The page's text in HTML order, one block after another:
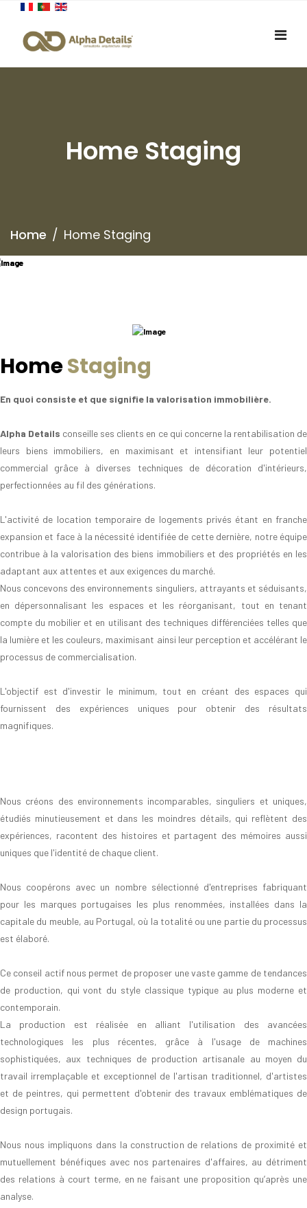
Home Staging
Home Home Staging
HomeStaging
En quoi consiste et que signifie la valorisation immobilière.
Alpha Details conseille ses clients en ce qui concerne la rentabilisation de
leurs biens immobiliers, en maximisant et intensifiant leur potentiel
commercial grâce à diverses techniques de décoration d'intérieurs,
perfectionnées au fil des générations.
L'activité de location temporaire de logements privés étant en franche
expansion et face à la nécessité identifiée de cette dernière, notre équipe
contribue à la valorisation des biens immobiliers et des propriétés en les
adaptant aux attentes et aux exigences du marché.
Nous concevons des environnements singuliers, attrayants et séduisants,
en dépersonnalisant les espaces et les réorganisant, tout en tenant
compte du mobilier et en utilisant des techniques différenciées telles que
la lumière et les couleurs, maximisant ainsi leur perception et accélérant le
processus de commercialisation.
L'objectif est d'investir le minimum, tout en créant des espaces qui
fournissent des expériences uniques pour obtenir des résultats
magnifiques.
Nous créons des environnements incomparables, singuliers et uniques,
étudiés minutieusement et dans les moindres détails, qui reflètent des
expériences, racontent des histoires et partagent des mémoires aussi
uniques que l'identité de chaque client.
Nous coopérons avec un nombre sélectionné d'entreprises fabriquant
pour les marques portugaises les plus renommées, installées dans la
capitale du meuble, au Portugal, où la totalité ou une partie du processus
est élaboré.
Ce conseil actif nous permet de proposer une vaste gamme de tendances
de production, qui vont du style classique typique au plus moderne et
contemporain.
La production est réalisée en alliant l'utilisation des avancées
technologiques les plus récentes, grâce à l'usage de machines
sophistiquées, aux techniques de production artisanale au moyen du
travail irremplaçable et exceptionnel de l'artisan traditionnel, d'artistes
et de peintres, qui permettent d'obtenir des travaux emblématiques de
design portugais.
Nous nous impliquons dans la construction de relations de proximité et
mutuellement bénéfiques avec nos partenaires d'affaires, au détriment
des relations à court terme, en ne faisant une proposition qu’après une
analyse.